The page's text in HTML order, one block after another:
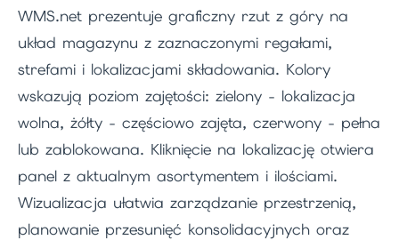
WMS.net prezentuje graficzny rzut z góry na
układ magazynu z zaznaczonymi regałami,
strefami i lokalizacjami składowania. Kolory
wskazują poziom zajętości: zielony - lokalizacja
wolna, żółty - częściowo zajęta, czerwony - pełna
lub zablokowana. Kliknięcie na lokalizację otwiera
panel z aktualnym asortymentem i ilościami.
Wizualizacja ułatwia zarządzanie przestrzenią,
planowanie przesunięć konsolidacyjnych oraz